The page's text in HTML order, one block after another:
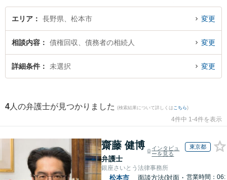
込み検索もでき便利です。特に虎ノ門法律経済事務所 松本支店の湊 大地弁護士
や弁護士法人G.C FACTORYの喜納 直也弁護士、澤田若菜法律事務所の澤田 若
すぐに弁護士に相談したい』『債務者の相続人への債権回収のトラブル解決の
実績豊富な近くの弁護士を検索したい』『初回相談無料で債務者の相続人への
債権回収を法律相談できる松本市内の弁護士に相談予約したい』などでお困り
エリア 長野県、松本市 変更
相談内容 債権回収、債務者の相続人 変更
詳細条件 未選択 変更
4 人の弁護士が見つかりました (検索結果について詳しくは こちら)
4件中 1-4件を表示
齋藤 健博
弁護士
インタビュ
ーを見る
東京都
銀座さいとう法律事務所
松本市
面談方法(対面・ 営業時間：06: